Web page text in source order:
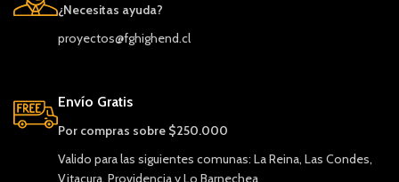
¿Necesitas ayuda?
proyectos@fghighend.cl
Envío Gratis
Por compras sobre $250.000
Valido para las siguientes comunas: La Reina, Las Condes,
Vitacura, Providencia y Lo Barnechea